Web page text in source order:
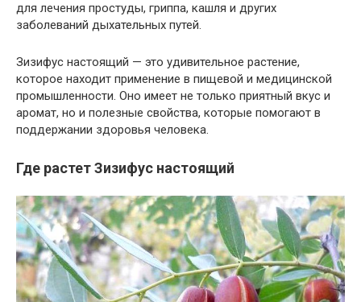
для лечения простуды, гриппа, кашля и других
заболеваний дыхательных путей.
Зизифус настоящий — это удивительное растение,
которое находит применение в пищевой и медицинской
промышленности. Оно имеет не только приятный вкус и
аромат, но и полезные свойства, которые помогают в
поддержании здоровья человека.
Где растет Зизифус настоящий